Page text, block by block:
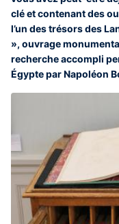
clé et contenant des
l’un des trésors des
», ouvrage
recherche accompli
Égypte par Napoléon